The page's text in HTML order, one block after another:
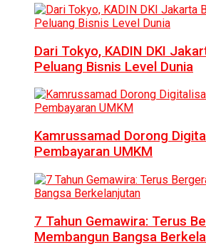
Dari Tokyo, KADIN DKI
Peluang Bisnis Level Dunia
Kamrussamad Dorong
Pembayaran UMKM
7 Tahun Gemawira: Terus
Membangun Bangsa